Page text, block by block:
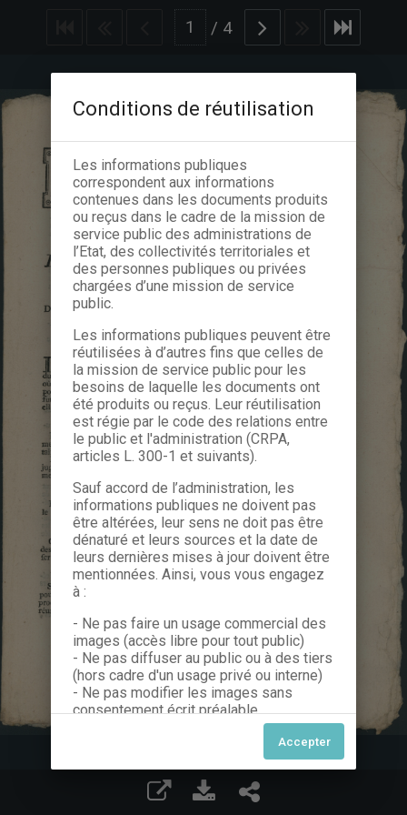
/ 4
Conditions de réutilisation
Les informations publiques
correspondent aux informations
contenues dans les documents produits
ou reçus dans le cadre de la mission de
service public des administrations de
l’Etat, des collectivités territoriales et
des personnes publiques ou privées
chargées d’une mission de service
public.
Les informations publiques peuvent être
réutilisées à d’autres fins que celles de
la mission de service public pour les
besoins de laquelle les documents ont
été produits ou reçus. Leur réutilisation
est régie par le code des relations entre
le public et l'administration (CRPA,
articles L. 300-1 et suivants).
Sauf accord de l’administration, les
informations publiques ne doivent pas
être altérées, leur sens ne doit pas être
dénaturé et leurs sources et la date de
leurs dernières mises à jour doivent être
mentionnées. Ainsi, vous vous engagez
à :
- Ne pas faire un usage commercial des
images (accès libre pour tout public)
- Ne pas diffuser au public ou à des tiers
(hors cadre d'un usage privé ou interne)
- Ne pas modifier les images sans
consentement écrit préalable
Dans le cas contraire, nous vous invitons
à nous contacter afin de solliciter le type
de Licence souhaitée parmi celles
proposées et le cas échéant, acquitter